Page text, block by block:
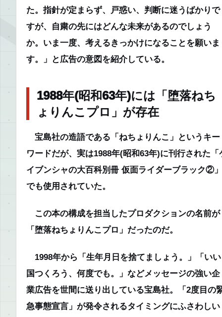
た。指針が定まらず、戸惑い、判断に迷うばかりで
すが、自粛の先にはどんな未来があるのでしょう
か。いま一度、考えるきっかけになることを願いま
す。」と広告の意図を紹介している。
1988年(昭和63年)には「堕落ねち
ょりんこプロ」が存在
宝島社の造語である「ねちょりんこ」というキー
ワードだが、実は1988年(昭和63年)に刊行された「
イブンシャの大百科別冊 仮面ライダーブラック②」
でも使用されていた。
この本の構成を担当したプロダクションの名前が
「堕落ねちょりんこプロ」だったのだ。
1998年から「生年月日を捨てましょう。」「いい
国つくろう、何度でも。」などメッセージの強い企
業広告を世間に送り出している宝島社。「2度目の
急事態宣言」が発令されるタイミングにふさわしい